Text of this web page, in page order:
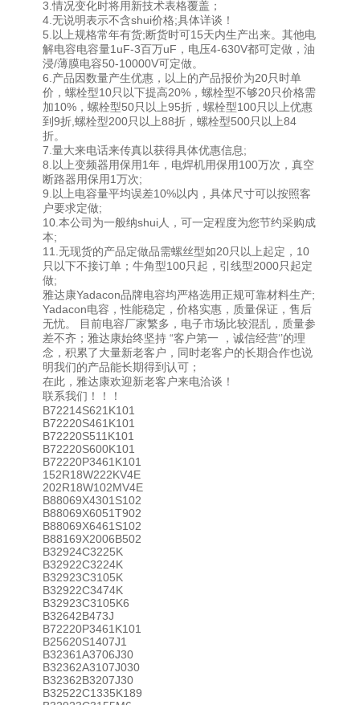
3.情况变化时将用新技术表格覆盖；
4.无说明表示不含shui价格;具体详谈！
5.以上规格常年有货;断货时可15天内生产出来。其他电
解电容电容量1uF-3百万uF，电压4-630V都可定做，油
浸/薄膜电容50-10000V可定做。
6.产品因数量产生优惠，以上的产品报价为20只时单
价，螺栓型10只以下提高20%，螺栓型不够20只价格需
加10%，螺栓型50只以上95折，螺栓型100只以上优惠
到9折,螺栓型200只以上88折，螺栓型500只以上84
折。
7.量大来电话来传真以获得具体优惠信息;
8.以上变频器用保用1年，电焊机用保用100万次，真空
断路器用保用1万次;
9.以上电容量平均误差10%以内，具体尺寸可以按照客
户要求定做;
10.本公司为一般纳shui人，可一定程度为您节约采购成
本;
11.无现货的产品定做品需螺丝型如20只以上起定，10
只以下不接订单；牛角型100只起，引线型2000只起定
做;
雅达康Yadacon品牌电容均严格选用正规可靠材料生产;
Yadacon电容，性能稳定，价格实惠，质量保证，售后
无忧。 目前电容厂家繁多，电子市场比较混乱，质量参
差不齐；雅达康始终坚持 “客户第一 ，诚信经营‘’的理
念，积累了大量新老客户，同时老客户的长期合作也说
明我们的产品能长期得到认可；
在此，雅达康欢迎新老客户来电洽谈！
联系我们！！！
B72214S621K101
B72220S461K101
B72220S511K101
B72220S600K101
B72220P3461K101
152R18W222KV4E
202R18W102MV4E
B88069X4301S102
B88069X6051T902
B88069X6461S102
B88169X2006B502
B32924C3225K
B32922C3224K
B32923C3105K
B32922C3474K
B32923C3105K6
B32642B473J
B72220P3461K101
B25620S1407J1
B32361A3706J30
B32362A3107J030
B32362B3207J30
B32522C1335K189